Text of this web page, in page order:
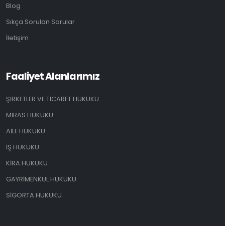
Blog
Sıkça Sorulan Sorular
İletişim
Faaliyet Alanlarımız
ŞİRKETLER VE TİCARET HUKUKU
MİRAS HUKUKU
AİLE HUKUKU
İŞ HUKUKU
KİRA HUKUKU
GAYRİMENKUL HUKUKU
SİGORTA HUKUKU